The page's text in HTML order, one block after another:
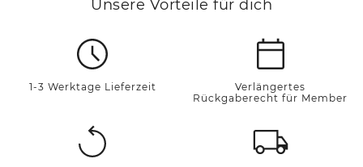
Unsere Vorteile für dich
1-3 Werktage Lieferzeit
Verlängertes
Rückgaberecht für Member